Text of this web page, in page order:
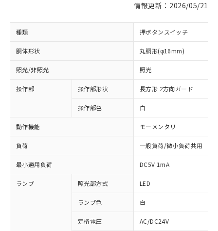
情報更新：2026/05/21
種類 押ボタンスイッチ
胴体形状 丸胴形(φ16mm)
照光/非照光 照光
操作部 操作部形状 長方形 2方向ガード
操作部色 白
動作機能 モーメンタリ
負荷 一般負荷/微小負荷共用
最小適用負荷 DC5V 1mA
ランプ 照光部方式 LED
ランプ色 白
定格電圧 AC/DC24V